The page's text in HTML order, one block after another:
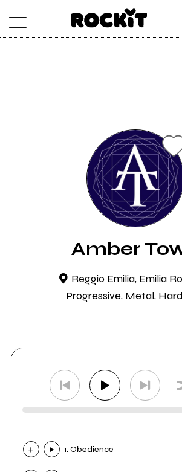
Amber
Reggio Emilia, Emilia
Progressive, Metal,
1. Obedience